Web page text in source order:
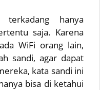
hanya
saja. Karena
WiFi orang lain,
sandi, agar dapat
kata sandi ini
bisa di ketahui